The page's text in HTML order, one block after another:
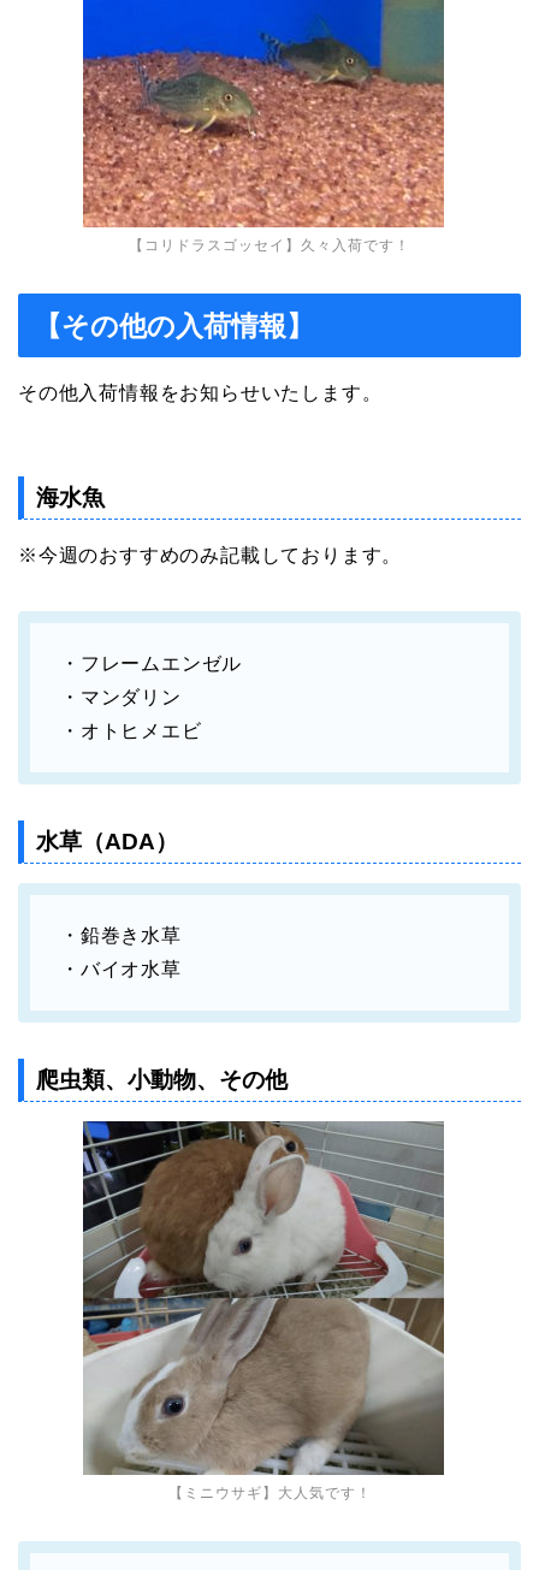
【コリドラスゴッセイ】久々入荷です！
【その他の入荷情報】
その他入荷情報をお知らせいたします。
海水魚
※今週のおすすめのみ記載しております。
・フレームエンゼル
・マンダリン
・オトヒメエビ
水草（ADA）
・鉛巻き水草
・バイオ水草
爬虫類、小動物、その他
【ミニウサギ】大人気です！